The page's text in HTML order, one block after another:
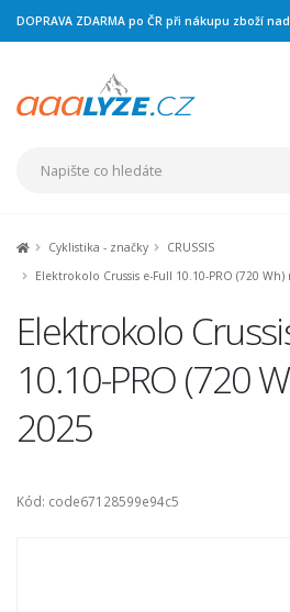
DOPRAVA ZDARMA po ČR při nákupu zboží
Cyklistika - značky
CRUSSIS
Elektrokolo Crussis e-Full 10.10-PRO (720
Elektrokolo
10.10-PRO (720
2025
Kód: code67128599e94c5